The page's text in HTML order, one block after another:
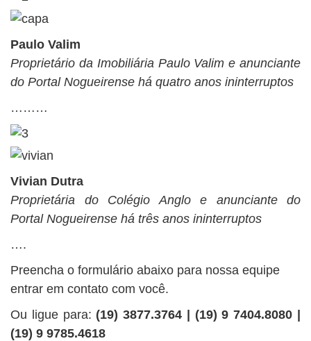
Paulo Valim
Proprietário da Imobiliária Paulo Valim e anunciante
do Portal Nogueirense há quatro anos ininterruptos
………
Vivian Dutra
Proprietária do Colégio Anglo e anunciante do
Portal Nogueirense há três anos ininterruptos
….
Preencha o formulário abaixo para nossa equipe
entrar em contato com você.
Ou ligue para: (19) 3877.3764 | (19) 9 7404.8080 |
(19) 9 9785.4618